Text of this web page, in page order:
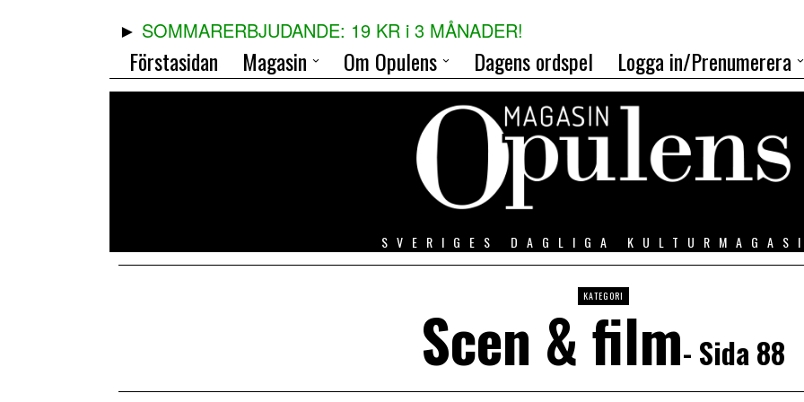
SOMMARERBJUDANDE: 19 KR i 3 MÅNADER!
Förstasidan Magasin Om Opulens Dagens ordspel Logga in/Prenumerera
SVERIGES DAGLIGA
KATEGORI
Scen & film- Sida 88